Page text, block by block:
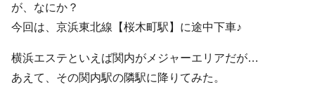
が、なにか？
今回は、京浜東北線【桜木町駅】に途中下車♪
横浜エステといえば関内がメジャーエリアだが…
あえて、その関内駅の隣駅に降りてみた。